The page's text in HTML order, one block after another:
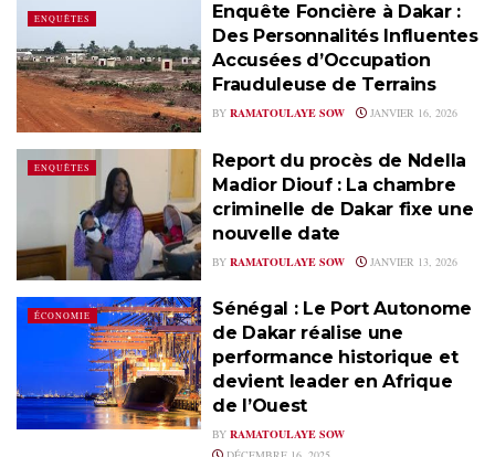
ENQUÊTES
Enquête Foncière à Dakar :
Des Personnalités Influentes
Accusées d’Occupation
Frauduleuse de Terrains
BY RAMATOULAYE SOW JANVIER 16, 2026
ENQUÊTES
Report du procès de Ndella
Madior Diouf : La chambre
criminelle de Dakar fixe une
nouvelle date
BY RAMATOULAYE SOW JANVIER 13, 2026
ÉCONOMIE
Sénégal : Le Port Autonome
de Dakar réalise une
performance historique et
devient leader en Afrique
de l’Ouest
BY RAMATOULAYE SOW